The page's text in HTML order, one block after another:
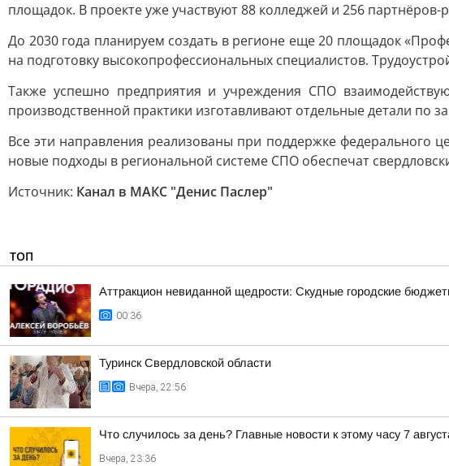
площадок. В проекте уже участвуют 88 колледжей и 256
До 2030 года планируем создать в регионе еще 20 площадок
на подготовку высокопрофессиональных специалистов.
Также успешно предприятия и учреждения СПО
производственной практики изготавливают отдельные детали по
Все эти направления реализованы при поддержке федерального
новые подходы в региональной системе СПО обеспечат
Источник: Канал в МАКС "Денис Паслер"
ТОП
Аттракцион невиданной щедрости: Скудные городские
00:36
Туринск Свердловской области
Вчера, 22:56
Что случилось за день? Главные новости к этому часу 7
Вчера, 23:36